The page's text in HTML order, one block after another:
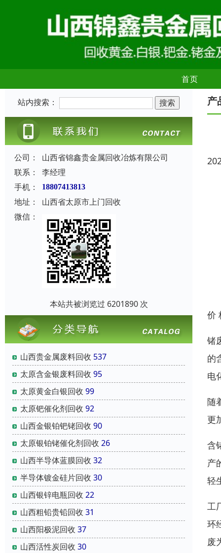
首页
站内搜索：
公司：
山西省锦鑫贵金属回收冶炼有限公司
联系：
李经理
手机：
18807413813
地址：
山西省太原市上门回收
微信：
本站共被浏览过 6201890 次
山西贵金属废料回收 537
太原含金银废料回收 95
太原黄金白银回收 99
太原钯催化剂回收 92
山西金银铂钯铑回收 90
太原银铂铑催化剂回收 26
山西半导体蓝膜回收 32
半导体镀金硅片回收 30
山西银锌电瓶回收 22
山西粗铅贵铅回收 31
山西阳极泥回收 37
山西活性炭回收 30
产
价
锗
的
电
随
更
含
产
轻
工
环
废